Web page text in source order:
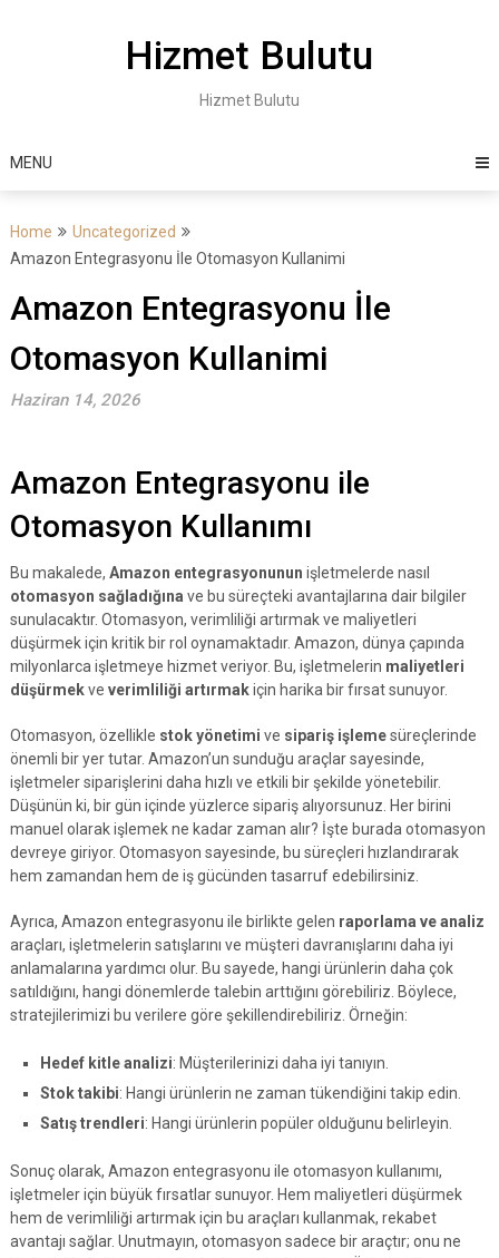
Hizmet Bulutu
Hizmet Bulutu
MENU
Home
Uncategorized
Amazon Entegrasyonu İle Otomasyon Kullanimi
Amazon Entegrasyonu İle
Otomasyon Kullanimi
Haziran 14, 2026
Amazon Entegrasyonu ile
Otomasyon Kullanımı
Bu makalede, Amazon entegrasyonunun işletmelerde nasıl
otomasyon sağladığına ve bu süreçteki avantajlarına dair bilgiler
sunulacaktır. Otomasyon, verimliliği artırmak ve maliyetleri
düşürmek için kritik bir rol oynamaktadır. Amazon, dünya çapında
milyonlarca işletmeye hizmet veriyor. Bu, işletmelerin maliyetleri
düşürmekve verimliliği artırmakiçin harika bir fırsat sunuyor.
Otomasyon, özellikle stok yönetimi ve sipariş işlemesüreçlerinde
önemli bir yer tutar. Amazon’un sunduğu araçlar sayesinde,
işletmeler siparişlerini daha hızlı ve etkili bir şekilde yönetebilir.
Düşünün ki, bir gün içinde yüzlerce sipariş alıyorsunuz. Her birini
manuel olarak işlemek ne kadar zaman alır? İşte burada otomasyon
devreye giriyor. Otomasyon sayesinde, bu süreçleri hızlandırarak
hem zamandan hem de iş gücünden tasarruf edebilirsiniz.
Ayrıca, Amazon entegrasyonu ile birlikte gelen raporlama ve analiz
araçları, işletmelerin satışlarını ve müşteri davranışlarını daha iyi
anlamalarına yardımcı olur. Bu sayede, hangi ürünlerin daha çok
satıldığını, hangi dönemlerde talebin arttığını görebiliriz. Böylece,
stratejilerimizi bu verilere göre şekillendirebiliriz. Örneğin:
Hedef kitle analizi: Müşterilerinizi daha iyi tanıyın.
Stok takibi: Hangi ürünlerin ne zaman tükendiğini takip edin.
Satış trendleri: Hangi ürünlerin popüler olduğunu belirleyin.
Sonuç olarak, Amazon entegrasyonu ile otomasyon kullanımı,
işletmeler için büyük fırsatlar sunuyor. Hem maliyetleri düşürmek
hem de verimliliği artırmak için bu araçları kullanmak, rekabet
avantajı sağlar. Unutmayın, otomasyon sadece bir araçtır; onu ne